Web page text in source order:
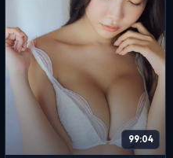
99:04